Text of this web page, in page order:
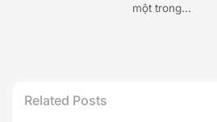
một trong...
Related Posts